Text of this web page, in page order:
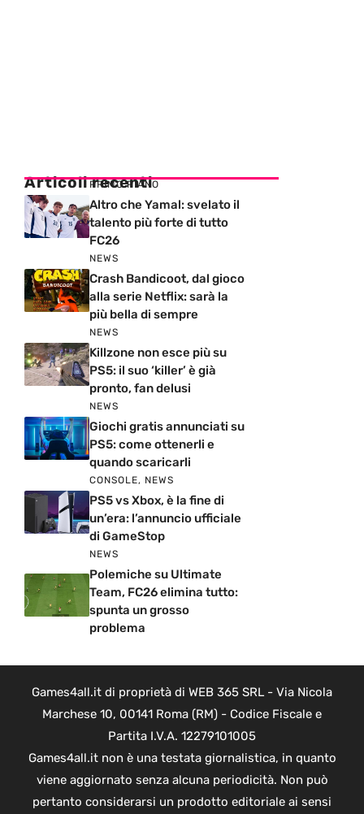
Articoli recenti
PRIMO PIANO
Altro che Yamal: svelato il
talento più forte di tutto
FC26
NEWS
Crash Bandicoot, dal gioco
alla serie Netflix: sarà la
più bella di sempre
NEWS
Killzone non esce più su
PS5: il suo ‘killer’ è già
pronto, fan delusi
NEWS
Giochi gratis annunciati su
PS5: come ottenerli e
quando scaricarli
CONSOLE, NEWS
PS5 vs Xbox, è la fine di
un’era: l’annuncio ufficiale
di GameStop
NEWS
Polemiche su Ultimate
Team, FC26 elimina tutto:
spunta un grosso
problema
Games4all.it di proprietà di WEB 365 SRL - Via Nicola
Marchese 10, 00141 Roma (RM) - Codice Fiscale e
Partita I.V.A. 12279101005
Games4all.it non è una testata giornalistica, in quanto
viene aggiornato senza alcuna periodicità. Non può
pertanto considerarsi un prodotto editoriale ai sensi